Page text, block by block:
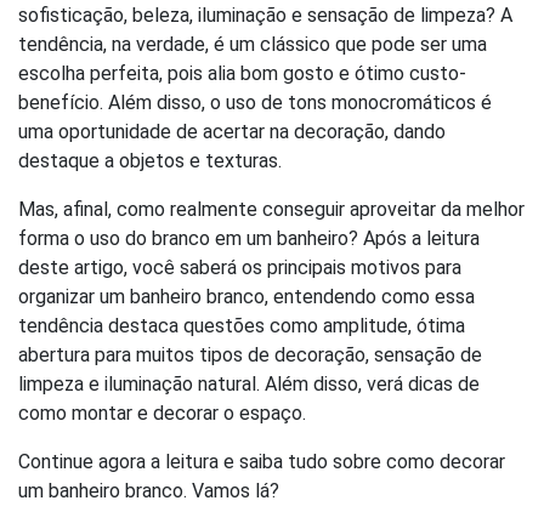
sofisticação, beleza, iluminação e sensação de limpeza? A
tendência, na verdade, é um clássico que pode ser uma
escolha perfeita, pois alia bom gosto e ótimo custo-
benefício. Além disso, o uso de tons monocromáticos é
uma oportunidade de acertar na decoração, dando
destaque a objetos e texturas.
Mas, afinal, como realmente conseguir aproveitar da melhor
forma o uso do branco em um banheiro? Após a leitura
deste artigo, você saberá os principais motivos para
organizar um banheiro branco, entendendo como essa
tendência destaca questões como amplitude, ótima
abertura para muitos tipos de decoração, sensação de
limpeza e iluminação natural. Além disso, verá dicas de
como montar e decorar o espaço.
Continue agora a leitura e saiba tudo sobre como decorar
um banheiro branco. Vamos lá?